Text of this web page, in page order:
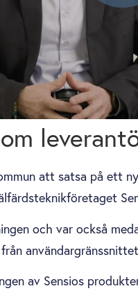
att satsa på ett
och var också
av Sensios